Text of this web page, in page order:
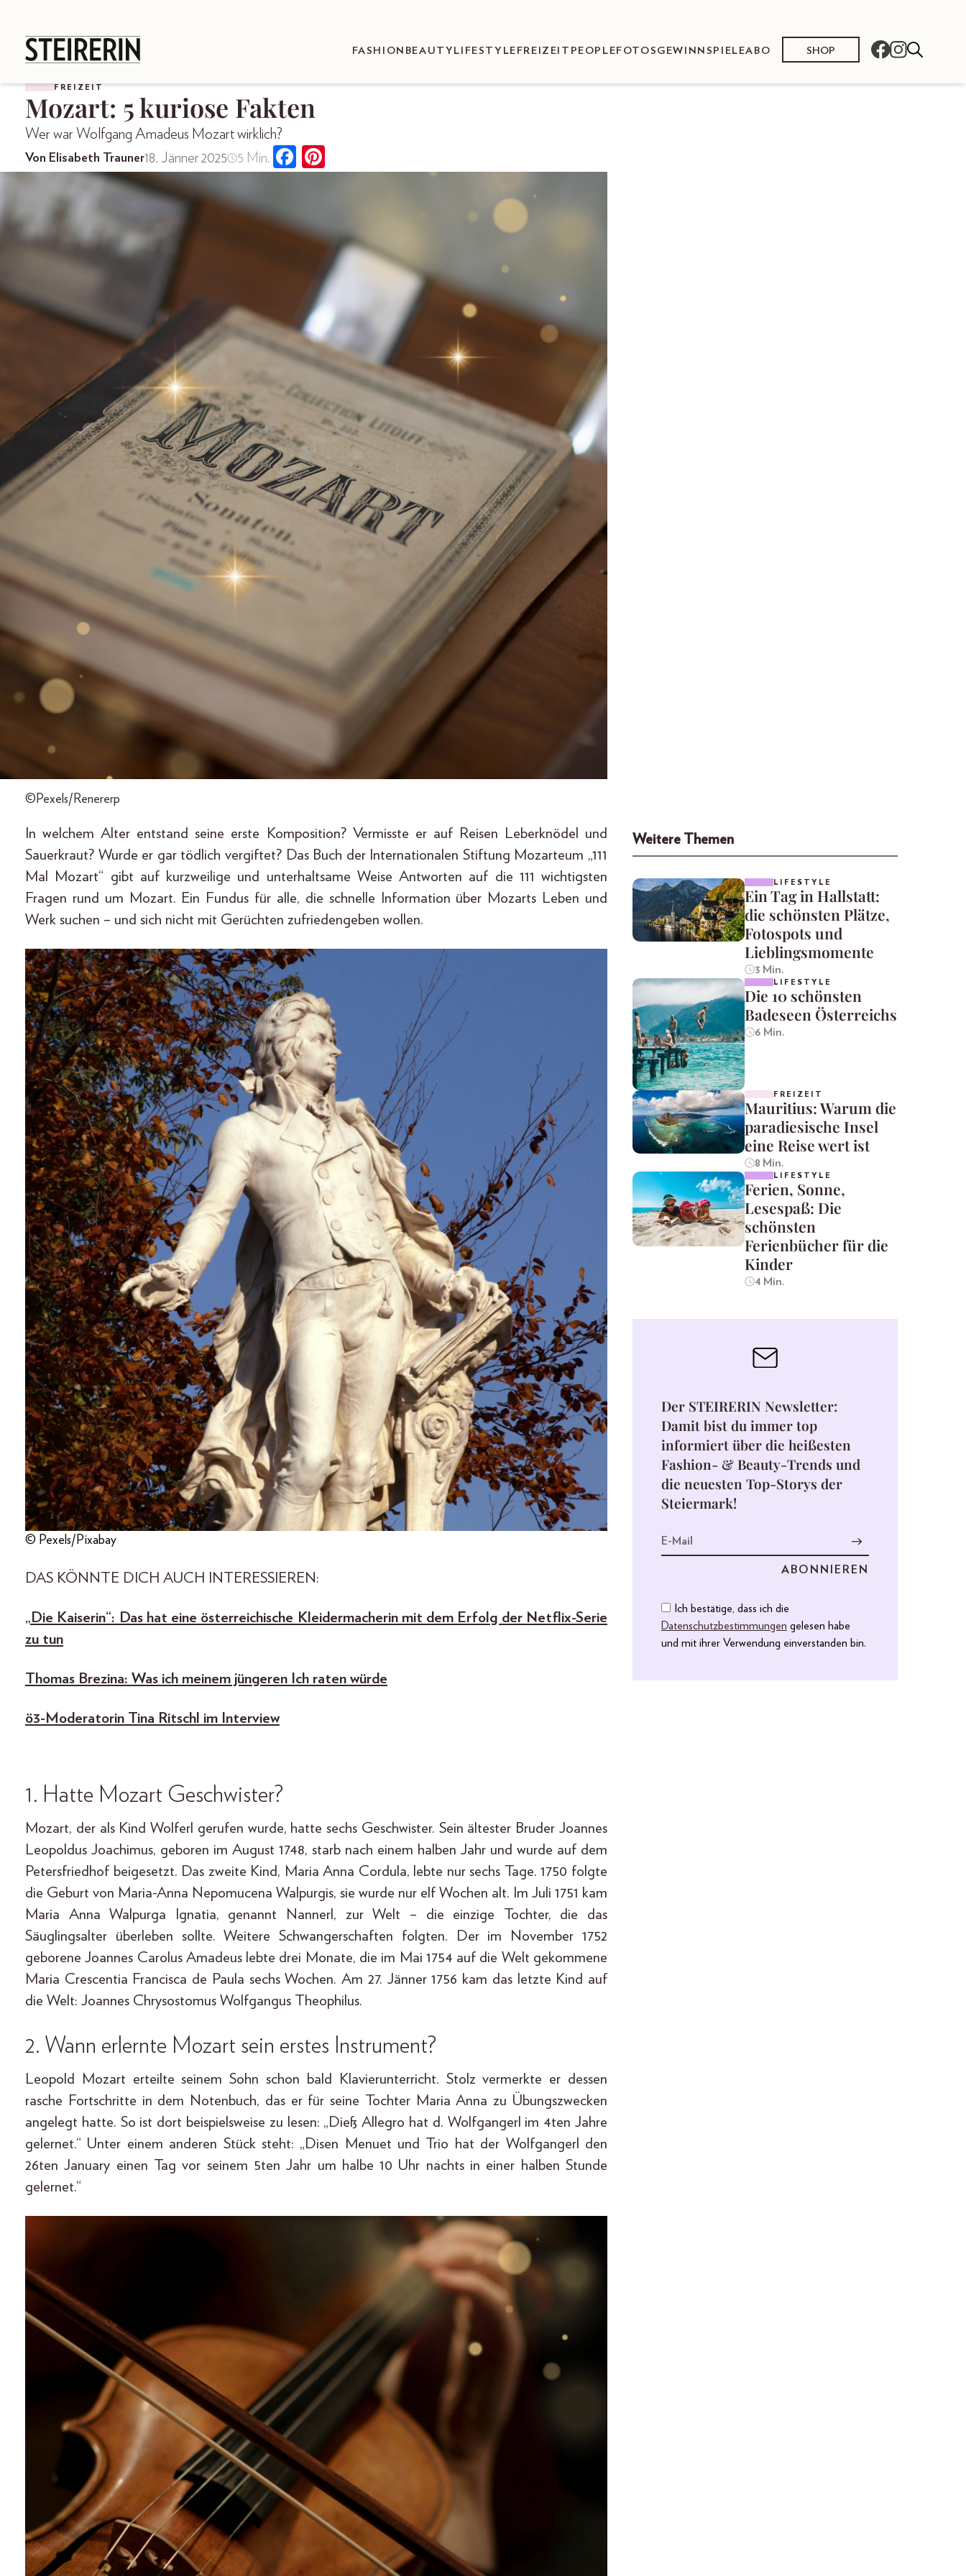
FASHION BEAUTY LIFESTYLE FREIZEIT PEOPLE FOTOS GEWINNSPIELEABO SHOP
FREIZEIT
Mozart: 5 kuriose Fakten
Wer war Wolfgang Amadeus Mozart wirklich?
Von Elisabeth Trauner18. Jänner 2025 5 Min.
©Pexels/Renererp
In welchem Alter entstand seine erste Komposition? Vermisste er auf Reisen Leberknödel und
Sauerkraut? Wurde er gar tödlich vergiftet? Das Buch der Internationalen Stiftung Mozarteum „111
Mal Mozart“ gibt auf kurzweilige und unterhaltsame Weise Antworten auf die 111 wichtigsten
Fragen rund um Mozart. Ein Fundus für alle, die schnelle Information über Mozarts Leben und
Werk suchen – und sich nicht mit Gerüchten zufriedengeben wollen.
© Pexels/Pixabay
DAS KÖNNTE DICH AUCH INTERESSIEREN:
„Die Kaiserin“: Das hat eine österreichische Kleidermacherin mit dem Erfolg der Netflix-Serie
zu tun
Thomas Brezina: Was ich meinem jüngeren Ich raten würde
ö3-Moderatorin Tina Ritschl im Interview
1. Hatte Mozart Geschwister?
Mozart, der als Kind Wolferl gerufen wurde, hatte sechs Geschwister. Sein ältester Bruder Joannes
Leopoldus Joachimus, geboren im August 1748, starb nach einem halben Jahr und wurde auf dem
Petersfriedhof beigesetzt. Das zweite Kind, Maria Anna Cordula, lebte nur sechs Tage. 1750 folgte
die Geburt von Maria-Anna Nepomucena Walpurgis, sie wurde nur elf Wochen alt. Im Juli 1751 kam
Maria Anna Walpurga Ignatia, genannt Nannerl, zur Welt – die einzige Tochter, die das
Säuglingsalter überleben sollte. Weitere Schwangerschaften folgten. Der im November 1752
geborene Joannes Carolus Amadeus lebte drei Monate, die im Mai 1754 auf die Welt gekommene
Maria Crescentia Francisca de Paula sechs Wochen. Am 27. Jänner 1756 kam das letzte Kind auf
die Welt: Joannes Chrysostomus Wolfgangus Theophilus.
2. Wann erlernte Mozart sein erstes Instrument?
Leopold Mozart erteilte seinem Sohn schon bald Klavierunterricht. Stolz vermerkte er dessen
rasche Fortschritte in dem Notenbuch, das er für seine Tochter Maria Anna zu Übungszwecken
angelegt hatte. So ist dort beispielsweise zu lesen: „Dieß Allegro hat d. Wolfgangerl im 4ten Jahre
gelernet.“ Unter einem anderen Stück steht: „Disen Menuet und Trio hat der Wolfgangerl den
26ten January einen Tag vor seinem 5ten Jahr um halbe 10 Uhr nachts in einer halben Stunde
gelernet.“
Weitere Themen
LIFESTYLE
Ein Tag in Hallstatt:
die schönsten Plätze,
Fotospots und
Lieblingsmomente
3 Min.
LIFESTYLE
Die 10 schönsten
Badeseen Österreichs
6 Min.
FREIZEIT
Mauritius: Warum die
paradiesische Insel
eine Reise wert ist
8 Min.
LIFESTYLE
Ferien, Sonne,
Lesespaß: Die
schönsten
Ferienbücher für die
Kinder
4 Min.
Der STEIRERIN Newsletter:
Damit bist du immer top
informiert über die heißesten
Fashion- & Beauty-Trends und
die neuesten Top-Storys der
Steiermark!
Ich bestätige, dass ich die
Datenschutzbestimmungen gelesen habe
und mit ihrer Verwendung einverstanden bin.